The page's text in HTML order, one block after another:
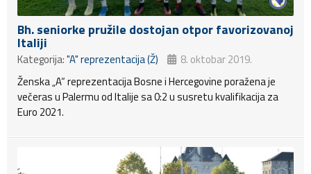
Bh. seniorke pružile dostojan otpor favorizovanoj
Italiji
Kategorija:"A" reprezentacija (Ž)
8. oktobar 2019.
Ženska „A“ reprezentacija Bosne i Hercegovine poražena je
večeras u Palermu od Italije sa 0:2 u susretu kvalifikacija za
Euro 2021.